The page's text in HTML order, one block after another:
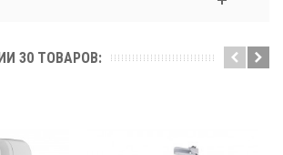
30 ТОВАРОВ: